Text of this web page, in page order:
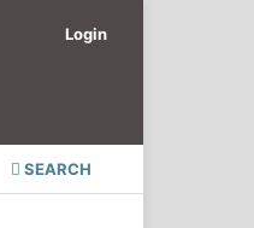
SEARCH
Login